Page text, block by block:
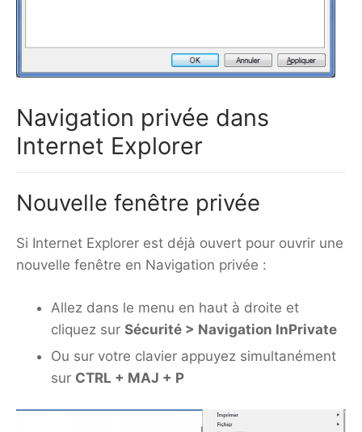
Navigation privée dans
Internet Explorer
Nouvelle fenêtre privée
Si Internet Explorer est déjà ouvert pour ouvrir une
nouvelle fenêtre en Navigation privée :
Allez dans le menu en haut à droite et
cliquez sur Sécurité > Navigation InPrivate
Ou sur votre clavier appuyez simultanément
sur CTRL + MAJ + P